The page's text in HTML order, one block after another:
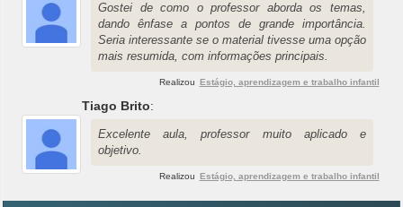
Gostei de como o professor aborda os temas,
dando ênfase a pontos de grande importância.
Seria interessante se o material tivesse uma opção
mais resumida, com informações principais.
Realizou Estágio, aprendizagem e trabalho infantil
Tiago Brito:
Excelente aula, professor muito aplicado e
objetivo.
Realizou Estágio, aprendizagem e trabalho infantil